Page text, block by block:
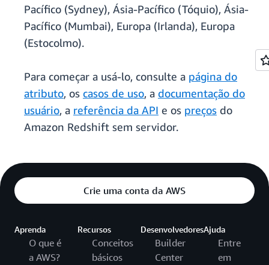
Pacífico (Sydney), Ásia-Pacífico (Tóquio), Ásia-
Pacífico (Mumbai), Europa (Irlanda), Europa
(Estocolmo).
Para começar a usá-lo, consulte a página do
atributo, os casos de uso, a documentação do
usuário, a referência da API e os preços do
Amazon Redshift sem servidor.
Crie uma conta da AWS
Aprenda
O que é
a AWS?
Recursos
Conceitos
básicos
Desenvolvedores
Builder
Center
Ajuda
Entre
em